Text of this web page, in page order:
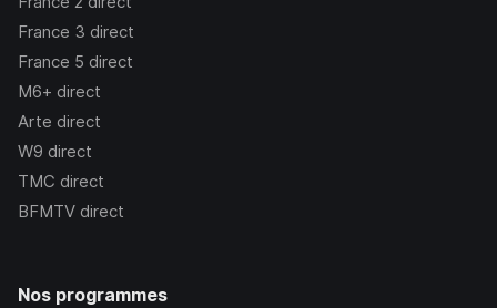
France 3 direct
France 5 direct
M6+ direct
Arte direct
W9 direct
TMC direct
BFMTV direct
Nos programmes